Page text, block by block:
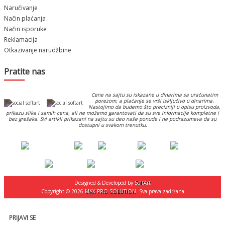
Naručivanje
Način plaćanja
Način isporuke
Reklamacija
Otkazivanje narudžbine
Pratite nas
Cene na sajtu su iskazane u dinarima sa uračunatim
porezom, a plaćanje se vrši isključivo u dinarima.
Nastojimo da budemo što precizniji u opisu proizvoda,
prikazu slika i samih cena, ali ne možemo garantovati da su sve informacije kompletne i
bez grešaka. Svi artikli prikazani na sajtu su deo naše ponude i ne podrazumeva da su
dostupni u svakom trenutku.
Designed & Developed by SoftArt
Copyright © 2026 MAX PRO SOLUTION. Sva prava zadržana
PRIJAVI SE